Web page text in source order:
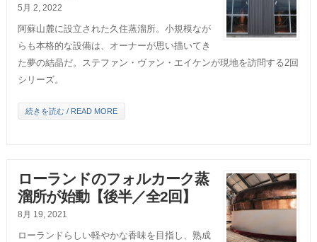
5月 2, 2022
阿蘇山麓に設立された久住蒸溜所。小規模なが
らも本格的な設備は、オーナーが思い描いてき
た夢の結晶だ。ステファン・ヴァン・エイケンが現地を訪問する2回
シリーズ。
続きを読む / READ MORE
ローランドのフォルカーク蒸
溜所が始動【後半／全2回】
8月 19, 2021
ローランドらしい軽やかな香味を目指し、熟成